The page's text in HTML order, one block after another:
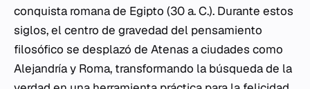
conquista romana de Egipto (30 a. C.). Durante estos
siglos, el centro de gravedad del pensamiento
filosófico se desplazó de Atenas a ciudades como
Alejandría y Roma, transformando la búsqueda de la